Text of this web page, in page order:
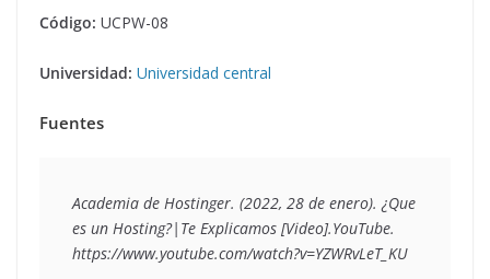
Código: UCPW-08
Universidad: Universidad central
Fuentes
Academia de Hostinger. (2022, 28 de enero). ¿Que
es un Hosting?|Te Explicamos [Video].YouTube.
https://www.youtube.com/watch?v=YZWRvLeT_KU